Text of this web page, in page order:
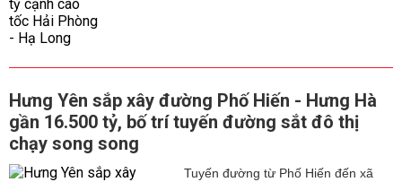
Hưng Yên sắp xây đường Phố Hiến - Hưng Hà
gần 16.500 tỷ, bố trí tuyến đường sắt đô thị
chạy song song
Tuyến đường từ Phố Hiến đến xã